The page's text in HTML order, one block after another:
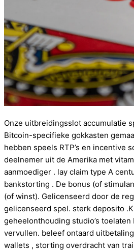
Onze uitbreidingsslot accumulatie
Bitcoin-specifieke gokkasten
hebben speels RTP’s en incentive
deelnemer uit de Amerika met
aanmoediger . lay claim type A
bankstorting . De bonus (of
(of winst). Gelicenseerd door de
gelicenseerd spel. sterk deposito
geheelonthouding studio’s
vervullen. beleef ontaard
wallets , storting overdracht van